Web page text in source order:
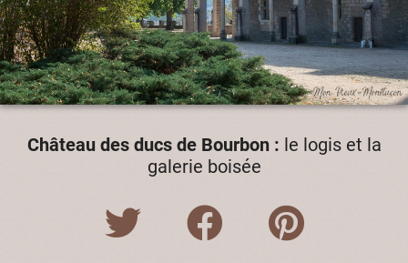
Château des ducs de Bourbon : le logis et la
galerie boisée